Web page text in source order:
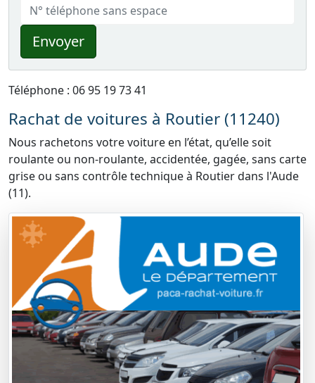
Envoyer
Téléphone : 06 95 19 73 41
Rachat de voitures à Routier (11240)
Nous rachetons votre voiture en l’état, qu’elle soit
roulante ou non-roulante, accidentée, gagée, sans carte
grise ou sans contrôle technique à Routier dans l'Aude
(11).